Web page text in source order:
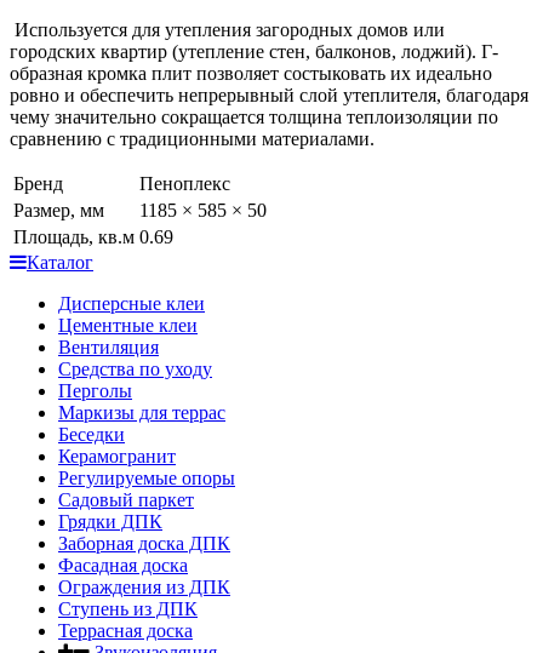
Используется для утепления загородных домов или
городских квартир (утепление стен, балконов, лоджий). Г-
образная кромка плит позволяет состыковать их идеально
ровно и обеспечить непрерывный слой утеплителя, благодаря
чему значительно сокращается толщина теплоизоляции по
сравнению с традиционными материалами.
Бренд
Пеноплекс
Размер, мм
1185 × 585 × 50
Площадь, кв.м 0.69
Каталог
Дисперсные клеи
Цементные клеи
Вентиляция
Средства по уходу
Перголы
Маркизы для террас
Беседки
Керамогранит
Регулируемые опоры
Садовый паркет
Грядки ДПК
Заборная доска ДПК
Фасадная доска
Ограждения из ДПК
Ступень из ДПК
Террасная доска